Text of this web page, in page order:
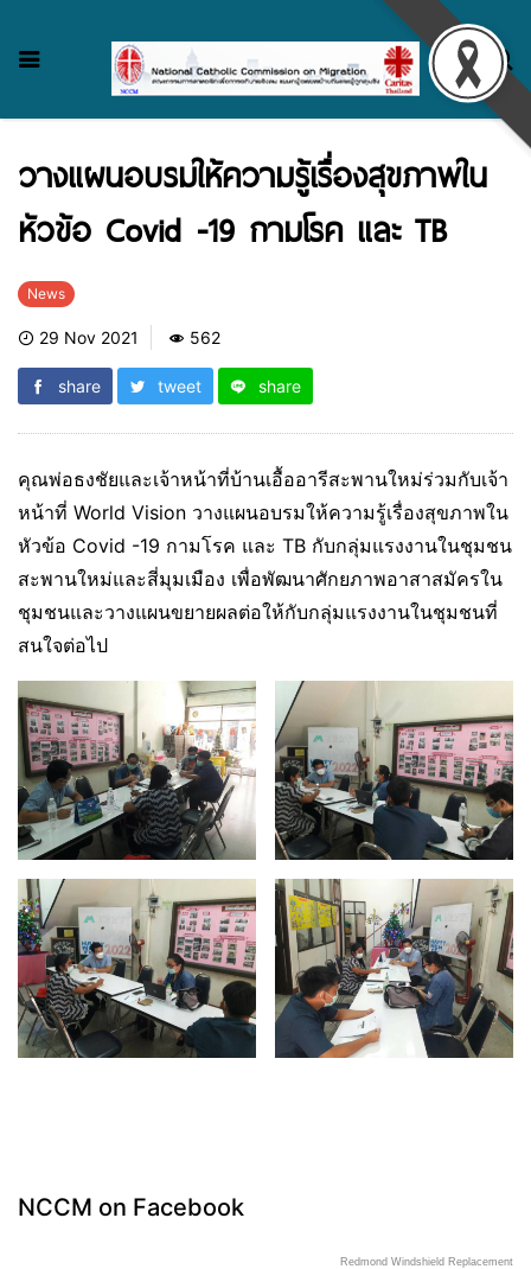
วางแผนอบรมให้ความรู้เรื่องสุขภาพใน
หัวข้อ Covid -19 กามโรค และ TB
News
29 Nov 2021 562
share tweet share
คุณพ่อธงชัยและเจ้าหน้าที่บ้านเอื้ออารีสะพานใหม่ร่วมกับเจ้า
หน้าที่ World Vision วางแผนอบรมให้ความรู้เรื่องสุขภาพใน
หัวข้อ Covid -19 กามโรค และ TB กับกลุ่มแรงงานในชุมชน
สะพานใหม่และสี่มุมเมือง เพื่อพัฒนาศักยภาพอาสาสมัครใน
ชุมชนและวางแผนขยายผลต่อให้กับกลุ่มแรงงานในชุมชนที่
สนใจต่อไป
NCCM on Facebook
Redmond Windshield Replacement